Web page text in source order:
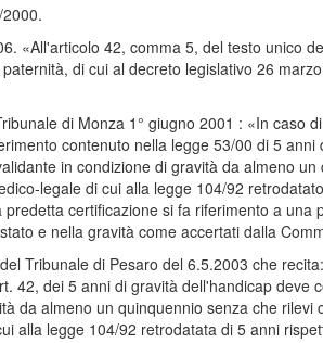
«All'articolo 42, comma 5, del testo unico
di cui al decreto legislativo 26
di Monza 1° giugno 2001 : «In caso
contenuto nella legge 53/00 di 5
in condizione di gravità da almeno
legale di cui alla legge 104/92
certificazione si fa riferimento a
e nella gravità come accertati dalla
Tribunale di Pesaro del 6.5.2003 che
42, dei 5 anni di gravità dell'handicap deve
da almeno un quinquennio senza che
alla legge 104/92 retrodatata di 5 anni